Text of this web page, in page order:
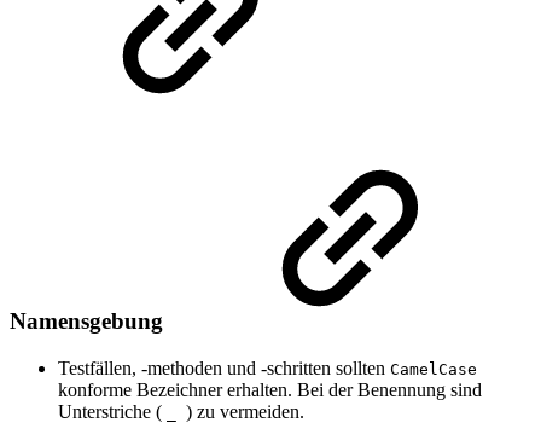
Namensgebung
Testfällen, -methoden und -schritten sollten CamelCase
konforme Bezeichner erhalten. Bei der Benennung sind
Unterstriche (
) zu vermeiden.